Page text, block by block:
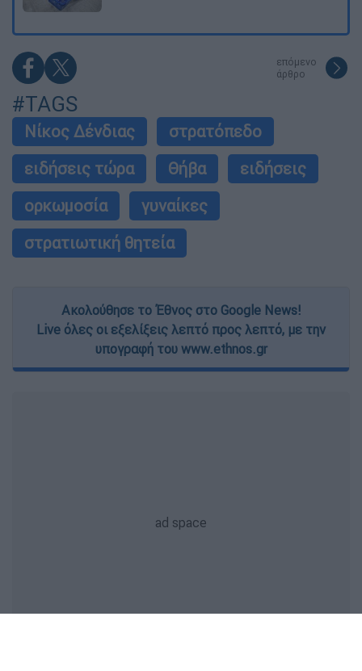
επόμενο
άρθρο
#TAGS
Νίκος Δένδιας
στρατόπεδο
ειδήσεις τώρα
Θήβα
ειδήσεις
ορκωμοσία
γυναίκες
στρατιωτική θητεία
Ακολούθησε το Έθνος στο Google News!
Live όλες οι εξελίξεις λεπτό προς λεπτό, με την
υπογραφή του www.ethnos.gr